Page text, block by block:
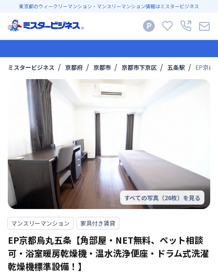
東京都のウィークリーマンション・マンスリーマンション情報はミスタービジネス
ミスタービジネス 京都府 京都市 京都市下京区 五条駅 EP京都
すべての写真（26枚）を見る
マンスリーマンション 家具付き賃貸
EP京都烏丸五条【角部屋・NET無料、ペット相談
可・浴室暖房乾燥機・温水洗浄便座・ドラム式洗濯
乾燥機標準設備！】